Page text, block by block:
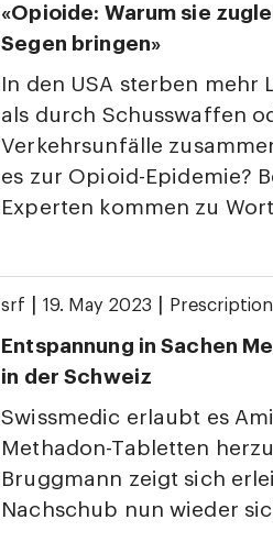
«Opioide: Warum sie
Segen bringen»
In den USA sterben mehr
als durch Schusswaffen
Verkehrsunfälle
es zur Opioid-Epidemie?
Experten kommen zu
srf 19. May 2023
Entspannung in Sachen
in der Schweiz
Swissmedic erlaubt es
Methadon-Tabletten
Bruggmann zeigt sich
Nachschub nun wieder